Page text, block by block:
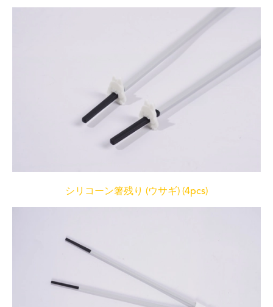
シリコーン箸残り (ウサギ) (4pcs)